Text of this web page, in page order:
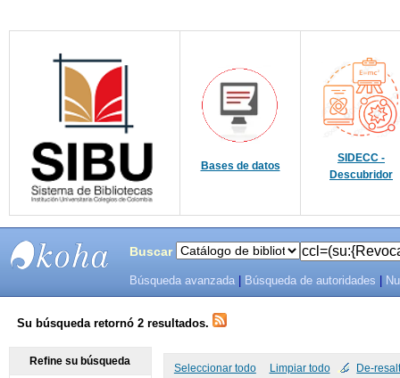
Bases de datos
SIDECC -
Descubridor
SISTEMAS
DE
Buscar
Búsqueda avanzada Búsqueda de autoridades
Su búsqueda retornó 2 resultados.
Seleccionar todo Limpiar todo De-
Refine su búsqueda